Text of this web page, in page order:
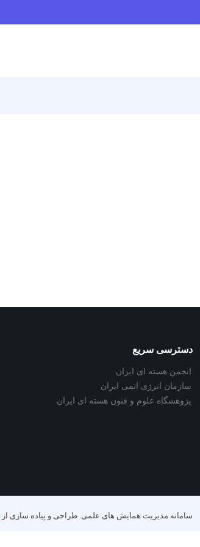
دسترسی سریع
انجمن هسته ای ایران
سازمان انرژی اتمی ایران
پژوهشگاه علوم و فنون هسته ای ایران
سامانه مدیریت همایش های علمی. طراحی و پیاده سازی از